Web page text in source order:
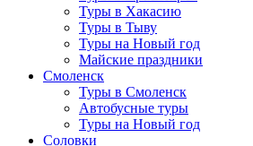
Туры в Хакасию
Туры в Тыву
Туры на Новый год
Майские праздники
Смоленск
Туры в Смоленск
Автобусные туры
Туры на Новый год
Соловки